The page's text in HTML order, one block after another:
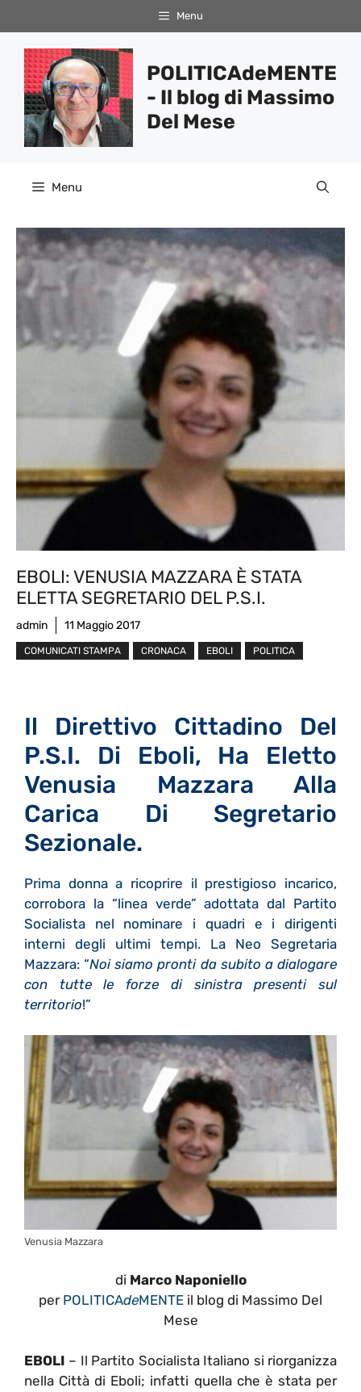
al
contenuto
Menu
POLITICAdeMENTE
- Il blog di Massimo
Del Mese
Menu
EBOLI: VENUSIA MAZZARA È STATA
ELETTA SEGRETARIO DEL P.S.I.
admin 11 Maggio 2017
COMUNICATI STAMPA CRONACA EBOLI POLITICA
Il Direttivo Cittadino Del
P.S.I. Di Eboli, Ha Eletto
Venusia Mazzara Alla
Carica Di Segretario
Sezionale.
Prima donna a ricoprire il prestigioso incarico,
corrobora la “linea verde” adottata dal Partito
Socialista nel nominare i quadri e i dirigenti
interni degli ultimi tempi. La Neo Segretaria
Mazzara: “Noi siamo pronti da subito a dialogare
con tutte le forze di sinistra presenti sul
territorio!”
Venusia Mazzara
di Marco Naponiello
per POLITICAdeMENTE il blog di Massimo Del
Mese
EBOLI – Il Partito Socialista Italiano si riorganizza
nella Città di Eboli; infatti quella che è stata per